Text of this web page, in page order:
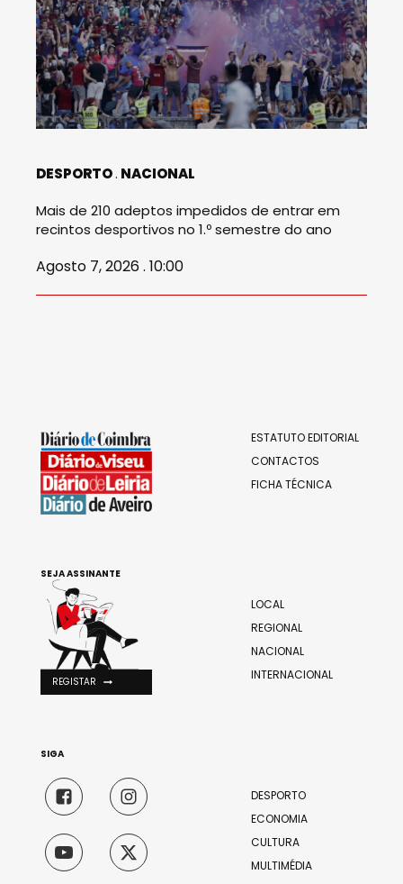
DESPORTO NACIONAL
Mais de 210 adeptos impedidos de entrar em
recintos desportivos no 1.º semestre do ano
Agosto 7, 2026 . 10:00
ESTATUTO EDITORIAL
CONTACTOS
FICHA TÉCNICA
LOCAL
REGIONAL
NACIONAL
INTERNACIONAL
DESPORTO
ECONOMIA
CULTURA
MULTIMÉDIA
SEJA ASSINANTE
REGISTAR
SIGA